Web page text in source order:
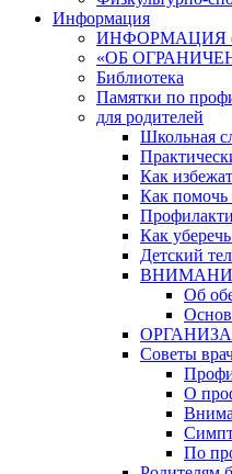
Информация
ИНФОРМАЦИЯ о
«ОБ
Библиотека
Памятки по
для родителей
Школьная
Как
Как помочь
Как
Детский
Об
Советы
О
По